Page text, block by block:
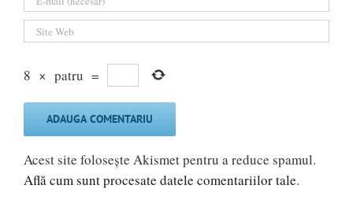
8 × patru =
Acest site folosește Akismet pentru a reduce spamul.
Află cum sunt procesate datele comentariilor tale.